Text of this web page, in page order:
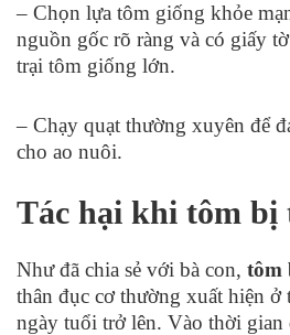
– Chọn lựa tôm giống khỏe
nguồn gốc rõ ràng và có giấy
trại tôm giống lớn.
– Chạy quạt thường xuyên để
cho ao nuôi.
Tác hại khi tôm bị
Như đã chia sẻ với bà con, tôm
thân đục cơ thường xuất hiện ở
ngày tuổi trở lên. Vào thời gian